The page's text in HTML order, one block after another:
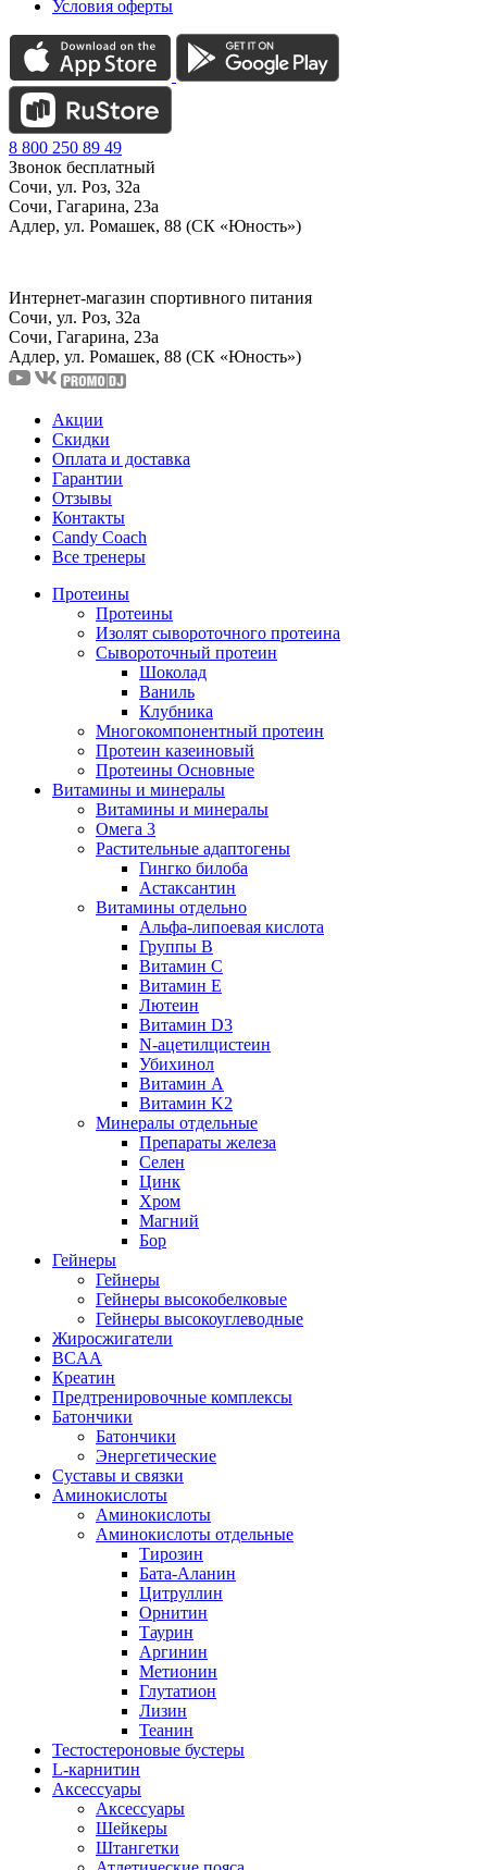
Условия оферты
8 800 250 89 49
Звонок бесплатный
Сочи, ул. Роз, 32а
Сочи, Гагарина, 23а
Адлер, ул. Ромашек, 88 (СК «Юность»)
Интернет-магазин спортивного питания
Сочи, ул. Роз, 32а
Сочи, Гагарина, 23а
Адлер, ул. Ромашек, 88 (СК «Юность»)
Акции
Скидки
Оплата и доставка
Гарантии
Отзывы
Контакты
Candy Coach
Все тренеры
Протеины
Протеины
Изолят сывороточного протеина
Сывороточный протеин
Шоколад
Ваниль
Клубника
Многокомпонентный протеин
Протеин казеиновый
Протеины Основные
Витамины и минералы
Витамины и минералы
Омега 3
Растительные адаптогены
Гингко билоба
Астаксантин
Витамины отдельно
Альфа-липоевая кислота
Группы B
Витамин С
Витамин Е
Лютеин
Витамин D3
N-ацетилцистеин
Убихинол
Витамин А
Витамин K2
Минералы отдельные
Препараты железа
Селен
Цинк
Хром
Магний
Бор
Гейнеры
Гейнеры
Гейнеры высокобелковые
Гейнеры высокоуглеводные
Жиросжигатели
BCAA
Креатин
Предтренировочные комплексы
Батончики
Батончики
Энергетические
Суставы и связки
Аминокислоты
Аминокислоты
Аминокислоты отдельные
Тирозин
Бата-Аланин
Цитруллин
Орнитин
Таурин
Аргинин
Метионин
Глутатион
Лизин
Теанин
Тестостероновые бустеры
L-карнитин
Аксессуары
Аксессуары
Шейкеры
Штангетки